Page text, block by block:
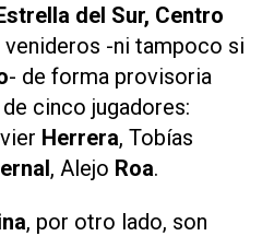
del Sur, Centro
venideros -ni tampoco si
- de forma provisoria
cinco jugadores:
Herrera, Tobías
, Alejo Roa.
, por otro lado, son